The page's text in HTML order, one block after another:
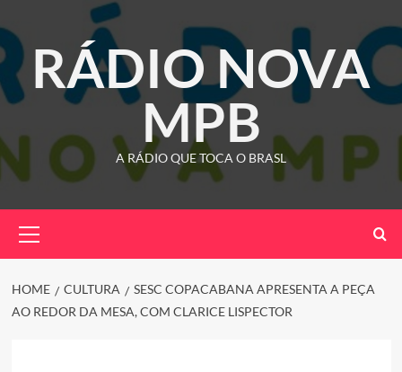
to
contentRÁDIO NOVA
MPB
A RÁDIO QUE TOCA O BRASL
Menu
HOME CULTURA
SESC COPACABANA APRESENTA A PEÇA
AO REDOR DA MESA, COM CLARICE LISPECTOR